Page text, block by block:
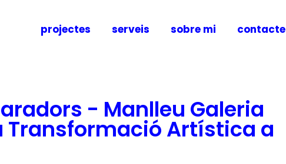
projectes serveis sobre mi contacte
- Manlleu Galeria
Transformació Artística a